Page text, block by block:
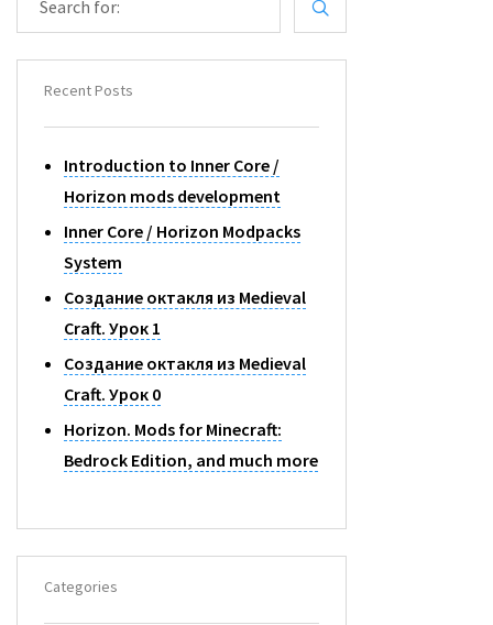
A
R
Recent Posts
Introduction to Inner Core /
Horizon mods development
Inner Core / Horizon Modpacks
System
Создание октакля из Medieval
Craft. Урок 1
Создание октакля из Medieval
Craft. Урок 0
Horizon. Mods for Minecraft:
Bedrock Edition, and much more
Categories